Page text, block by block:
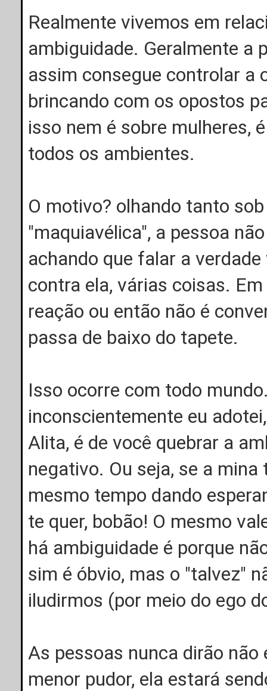
Realmente vivemos em
ambiguidade. Geralmente a
assim consegue controlar a
brincando com os opostos
isso nem é sobre mulheres,
todos os ambientes.
O motivo? olhando tanto
"maquiavélica", a pessoa
achando que falar a
contra ela, várias coisas.
reação ou então não é
passa de baixo do tapete.
Isso ocorre com todo
inconscientemente eu
Alita, é de você quebrar a
negativo. Ou seja, se a
mesmo tempo dando
te quer, bobão! O mesmo
há ambiguidade é porque
sim é óbvio, mas o "talvez"
iludirmos (por meio do ego
As pessoas nunca dirão
menor pudor, ela estará